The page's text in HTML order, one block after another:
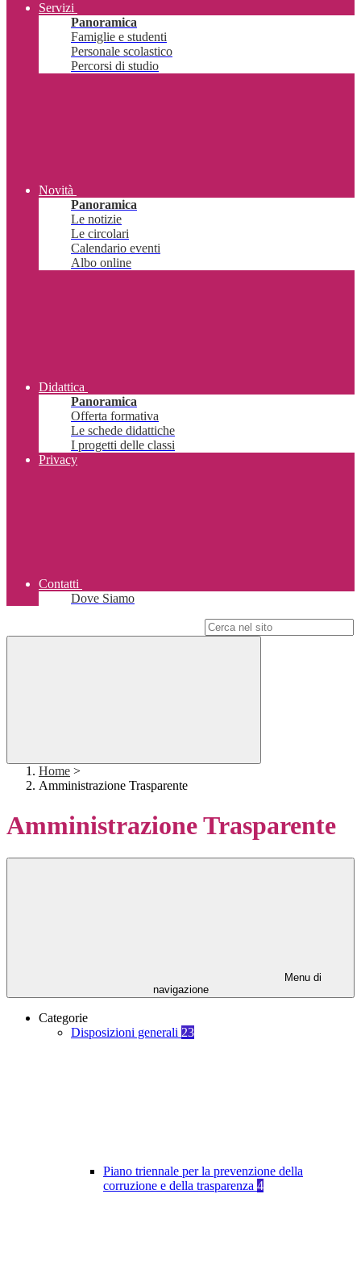
Servizi
Panoramica
Famiglie e studenti
Personale scolastico
Percorsi di studio
Novità
Panoramica
Le notizie
Le circolari
Calendario eventi
Albo online
Didattica
Panoramica
Offerta formativa
Le schede didattiche
I progetti delle classi
Privacy
Contatti
Dove Siamo
Home >
Amministrazione Trasparente
Amministrazione Trasparente
Menu di
navigazione
Categorie
Disposizioni generali 23
Piano triennale per la prevenzione della
corruzione e della trasparenza 4